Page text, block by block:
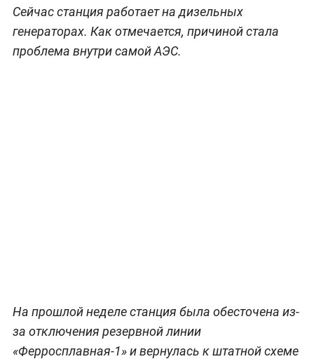
Сейчас станция работает на дизельных
генераторах. Как отмечается, причиной стала
проблема внутри самой АЭС.
На прошлой неделе станция была обесточена из-
за отключения резервной линии
«Ферросплавная-1» и вернулась к штатной схеме